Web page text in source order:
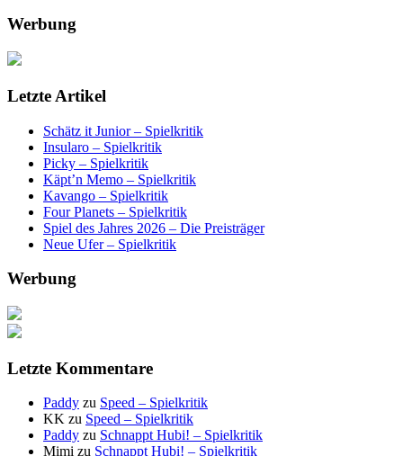
Werbung
Letzte Artikel
Schätz it Junior – Spielkritik
Insularo – Spielkritik
Picky – Spielkritik
Käpt’n Memo – Spielkritik
Kavango – Spielkritik
Four Planets – Spielkritik
Spiel des Jahres 2026 – Die Preisträger
Neue Ufer – Spielkritik
Werbung
Letzte Kommentare
Paddy zu Speed – Spielkritik
KK zu Speed – Spielkritik
Paddy zu Schnappt Hubi! – Spielkritik
Mimi zu Schnappt Hubi! – Spielkritik